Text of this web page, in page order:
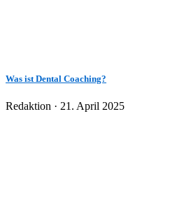
Was ist Dental Coaching?
Redaktion · Veröffentlicht
21. April 2025